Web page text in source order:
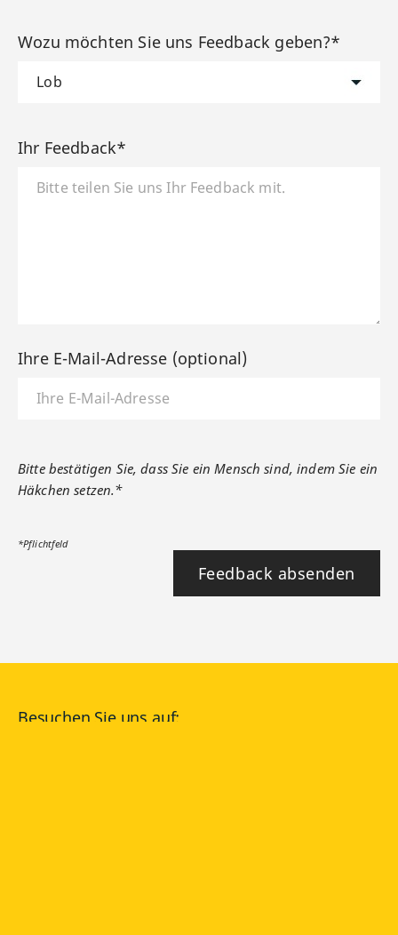
Wozu möchten Sie uns Feedback geben?*
Ihr Feedback*
Ihre E-Mail-Adresse (optional)
Bitte bestätigen Sie, dass Sie ein Mensch sind, indem Sie ein
Häkchen setzen.*
*Pflichtfeld
Feedback absenden
Besuchen Sie uns auf: